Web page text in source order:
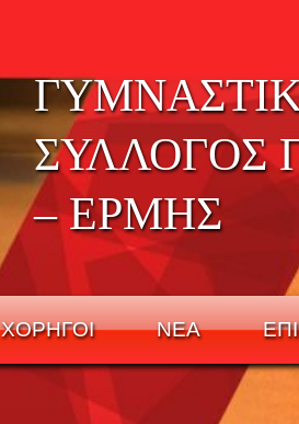
ΣΥΛΛΟΓΟΣ
– ΕΡΜΗΣ
ΧΟΡΗΓΟΙ ΝΕΑ